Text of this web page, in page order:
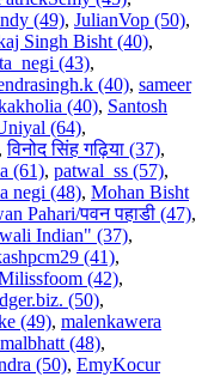
(49), JulianVop (50),
Singh Bisht (40),
(43),
(40), sameer
(40), Santosh
(64),
,विनोद सिंह गढ़िया (37),
(61), patwal_ss (57),
negi (48), Mohan Bisht
Pahari/पवन पहाडी (47),
Indian" (37),
(41),
(42),
(50),
(49), malenkawera
(48),
(50), EmyKocur